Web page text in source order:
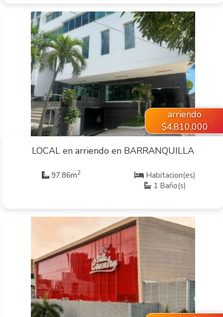
VER INMUEBLE
arriendo
$4,810,000
LOCAL en arriendo en BARRANQUILLA
97.86m2
Habitacion(es)
1 Baño(s)
VER INMUEBLE